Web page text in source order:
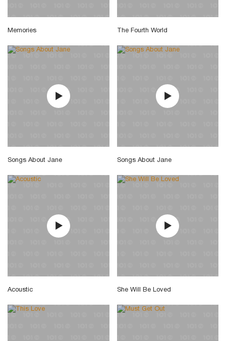
Memories The Fourth World
Songs About Jane Songs About Jane
Acoustic She Will Be Loved